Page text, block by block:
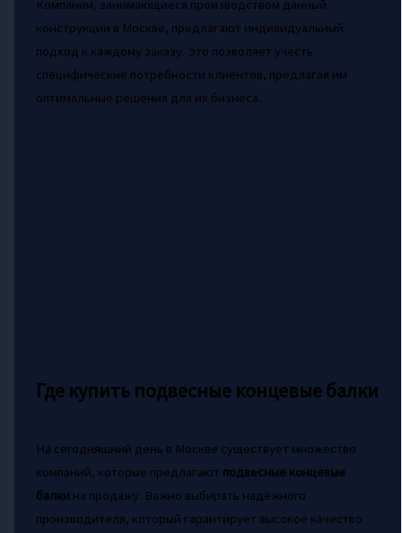
Компании, занимающиеся производством данный
конструкции в Москве, предлагают индивидуальный
подход к каждому заказу. Это позволяет учесть
специфические потребности клиентов, предлагая им
оптимальные решения для их бизнеса.
Где купить подвесные концевые балки
На сегодняшний день в Москве существует множество
компаний, которые предлагают подвесные концевые
балкина продажу. Важно выбирать надёжного
производителя, который гарантирует высокое качество